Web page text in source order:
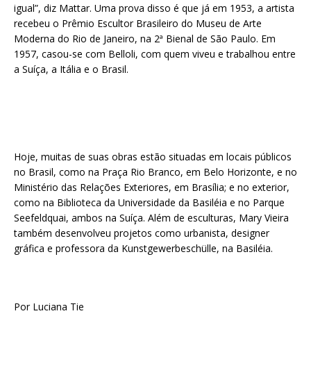
igual”, diz Mattar. Uma prova disso é que já em 1953, a artista
recebeu o Prêmio Escultor Brasileiro do Museu de Arte
Moderna do Rio de Janeiro, na 2ª Bienal de São Paulo. Em
1957, casou-se com Belloli, com quem viveu e trabalhou entre
a Suíça, a Itália e o Brasil.
Hoje, muitas de suas obras estão situadas em locais públicos
no Brasil, como na Praça Rio Branco, em Belo Horizonte, e no
Ministério das Relações Exteriores, em Brasília; e no exterior,
como na Biblioteca da Universidade da Basiléia e no Parque
Seefeldquai, ambos na Suíça. Além de esculturas, Mary Vieira
também desenvolveu projetos como urbanista, designer
gráfica e professora da Kunstgewerbeschülle, na Basiléia.
Por Luciana Tie